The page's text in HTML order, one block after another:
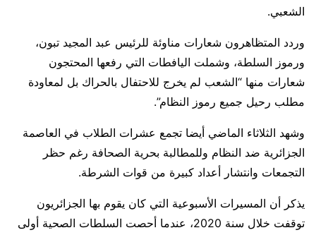
الشعبي.
وردد المتظاهرون شعارات مناوئة للرئيس عبد المجيد تبون،
ورموز السلطة، وشملت اليافطات التي رفعها المحتجون
شعارات منها “الشعب لم يخرج للاحتفال بالحراك بل لمعاودة
مطلب رحيل جميع رموز النظام”.
وشهد الثلاثاء الماضي أيضا تجمع عشرات الطلاب في العاصمة
الجزائرية ضد النظام وللمطالبة بحرية الصحافة رغم حظر
التجمعات وانتشار أعداد كبيرة من قوات الشرطة.
يذكر أن المسيرات الأسبوعية التي كان يقوم بها الجزائريون
توقفت خلال سنة 2020، عندما أحصت السلطات الصحية أولى